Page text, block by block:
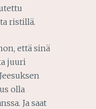
ristillä.
että sinä
juuri
olla
Ja saat